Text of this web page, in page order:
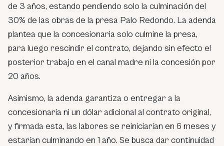
de 3 años, estando pendiendo solo la culminación del
30% de las obras de la presa Palo Redondo. La adenda
plantea que la concesionaria solo culmine la presa,
para luego rescindir el contrato, dejando sin efecto el
posterior trabajo en el canal madre ni la concesión por
20 años.
Asimismo, la adenda garantiza o entregar a la
concesionaria ni un dólar adicional al contrato original,
y firmada esta, las labores se reiniciarían en 6 meses y
estarían culminando en 1 año. Se busca dar continuidad